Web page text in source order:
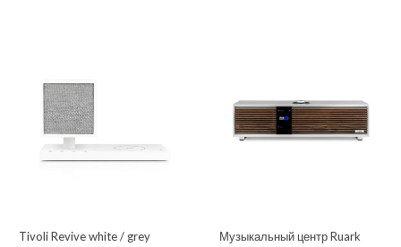
Tivoli Revive white / grey
Музыкальный центр Ruark